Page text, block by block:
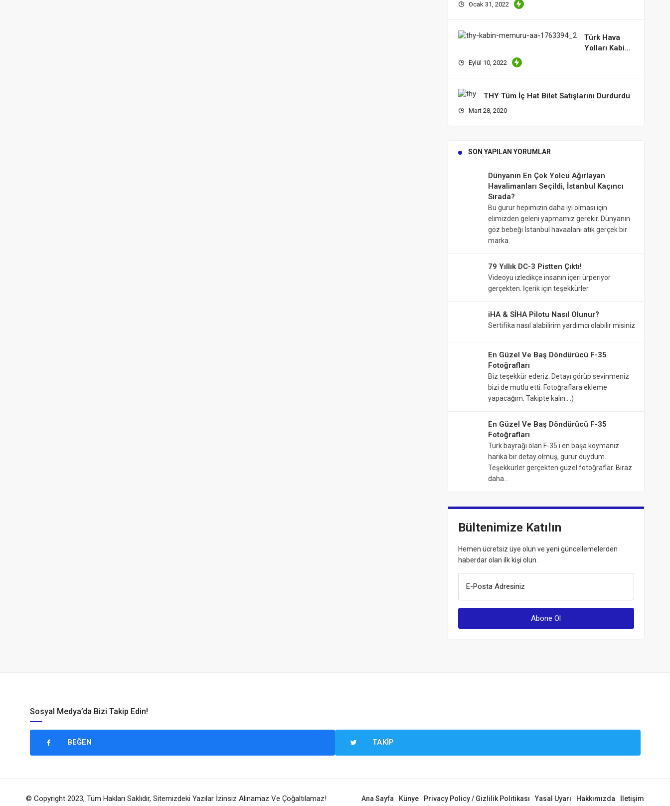
Ocak 31, 2022
Türk Hava
Yolları Kabin
Eylül 10, 2022
THY Tüm İç Hat Bilet Satışlarını Durdurdu
Mart 28, 2020
SON YAPILAN YORUMLAR
Dünyanın En Çok Yolcu Ağırlayan
Havalimanları Seçildi, İstanbul Kaçıncı
Sırada?
Bu gurur hepimizin daha iyi olması için
elimizden geleni yapmamız gerekir. Dünyanın
göz bebeği İstanbul havaalanı atık gerçek bir
marka.
79 Yıllık DC-3 Pistten Çıktı!
Videoyu izledikçe insanın içeri ürperiyor
gerçekten. İçerik için teşekkürler.
iHA & SİHA Pilotu Nasıl Olunur?
Sertifika nasıl alabilirim yardımcı olabilir misiniz
En Güzel Ve Baş Döndürücü F-35
Fotoğrafları
Biz teşekkür ederiz. Detayı görüp sevinmeniz
bizi de mutlu etti. Fotoğraflara ekleme
yapacağım. Takipte kalın.. :)
En Güzel Ve Baş Döndürücü F-35
Fotoğrafları
Türk bayrağı olan F-35 i en başa koymanız
harika bir detay olmuş, gurur duydum.
Teşekkürler gerçekten güzel fotoğraflar. Biraz
daha…
Bültenimize Katılın
Hemen ücretsiz üye olun ve yeni güncellemelerden
haberdar olan ilk kişi olun.
E-Posta Adresiniz
Sosyal Medya’da Bizi Takip Edin!
BEĞEN TAKIP
© Copyright 2023, Tüm Hakları Saklıdır, Sitemizdeki Yazılar İzinsiz Alınamaz Ve Çoğaltılamaz! Ana Sayfa Künye Privacy Policy / Gizlilik Politikası Yasal Uyarı Hakkımızda İletişim